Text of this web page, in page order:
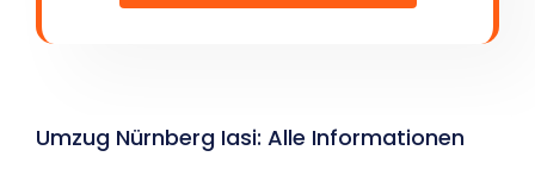
Umzug Nürnberg Iasi: Alle Informationen